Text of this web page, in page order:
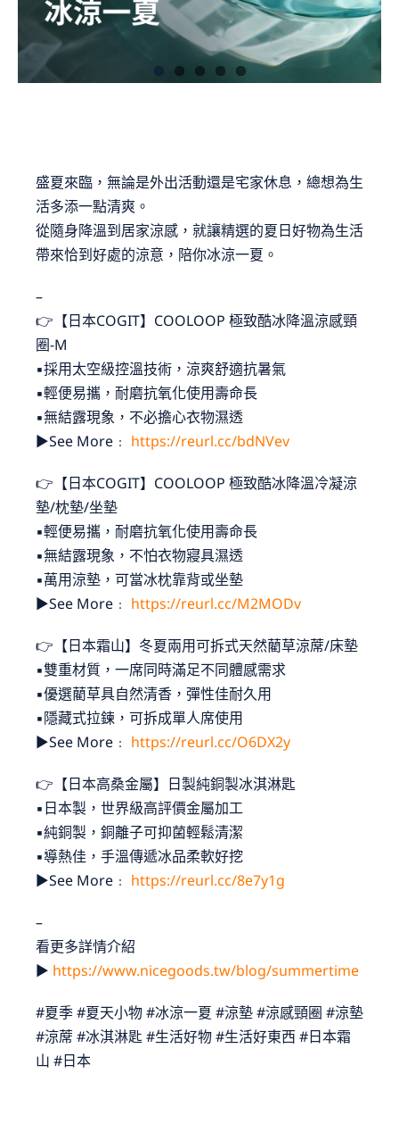
盛夏來臨，無論是外出活動還是宅家休息，總想為生
活多添一點清爽。
從隨身降溫到居家涼感，就讓精選的夏日好物為生活
帶來恰到好處的涼意，陪你冰涼一夏。
–
👉【日本COGIT】COOLOOP 極致酷冰降溫涼感頸
圈-M
▪採用太空級控溫技術，涼爽舒適抗暑氣
▪輕便易攜，耐磨抗氧化使用壽命長
▪無結露現象，不必擔心衣物濕透
►See More﹕ https://reurl.cc/bdNVev
👉【日本COGIT】COOLOOP 極致酷冰降溫冷凝涼
墊/枕墊/坐墊
▪輕便易攜，耐磨抗氧化使用壽命長
▪無結露現象，不怕衣物寢具濕透
▪萬用涼墊，可當冰枕靠背或坐墊
►See More﹕ https://reurl.cc/M2MODv
👉【日本霜山】冬夏兩用可拆式天然藺草涼蓆/床墊
▪雙重材質，一席同時滿足不同體感需求
▪優選藺草具自然清香，彈性佳耐久用
▪隱藏式拉鍊，可拆成單人席使用
►See More﹕ https://reurl.cc/O6DX2y
👉【日本高桑金屬】日製純銅製冰淇淋匙
▪日本製，世界級高評價金屬加工
▪純銅製，銅離子可抑菌輕鬆清潔
▪導熱佳，手溫傳遞冰品柔軟好挖
►See More﹕ https://reurl.cc/8e7y1g
–
看更多詳情介紹
► https://www.nicegoods.tw/blog/summertime
#夏季 #夏天小物 #冰涼一夏 #涼墊 #涼感頸圈 #涼墊
#涼蓆 #冰淇淋匙 #生活好物 #生活好東西 #日本霜
山 #日本
首頁
經銷／批發／團購合作
關於我們
聯絡我們
人才招募